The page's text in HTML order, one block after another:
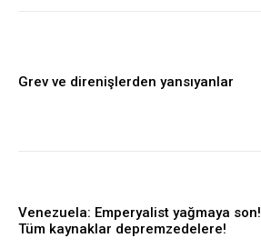
Grev ve direnişlerden yansıyanlar
Venezuela: Emperyalist yağmaya son!
Tüm kaynaklar depremzedelere!